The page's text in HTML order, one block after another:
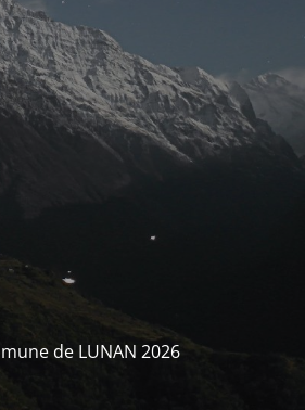
de LUNAN 2026